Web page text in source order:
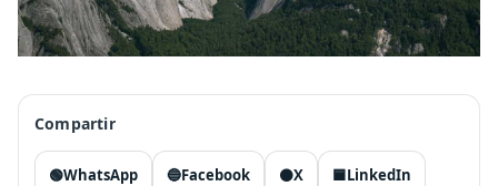
Compartir
🟢WhatsApp 🔵Facebook ⚫X 🟦LinkedIn